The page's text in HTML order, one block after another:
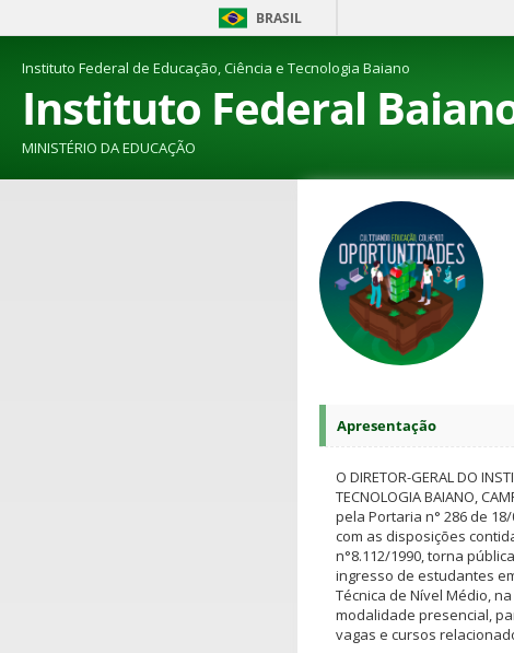
BRASIL
Instituto Federal de Educação, Ciência e Tecnologia Baiano
Instituto Federal
MINISTÉRIO DA EDUCAÇÃO
Apresentação
O DIRETOR-GERAL DO
TECNOLOGIA BAIANO,
pela Portaria n° 286 de
com as disposições
n°8.112/1990, torna
ingresso de estudantes
Técnica de Nível Médio,
modalidade presencial,
vagas e cursos